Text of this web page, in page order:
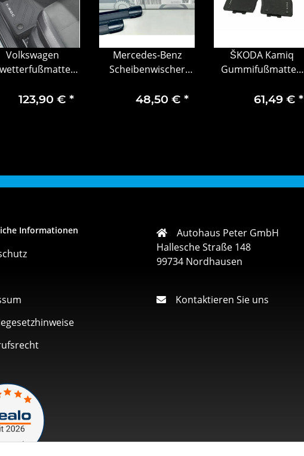
Volkswagen
T-
123,90 € *
Mercedes-Benz
Scheibenwischer
48,50 € *
ŠKODA Kamiq
Gummifußmatten
61,49 € *
Informationen
Autohaus Peter GmbH
Hallesche Straße 148
99734 Nordhausen
Kontaktieren Sie uns